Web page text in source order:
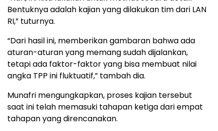
Bentuknya adalah kajian yang dilakukan tim dari LAN
RI,” tuturnya.
“Dari hasil ini, memberikan gambaran bahwa ada
aturan-aturan yang memang sudah dijalankan,
tetapi ada faktor-faktor yang bisa membuat nilai
angka TPP ini fluktuatif,” tambah dia.
Munafri mengungkapkan, proses kajian tersebut
saat ini telah memasuki tahapan ketiga dari empat
tahapan yang direncanakan.